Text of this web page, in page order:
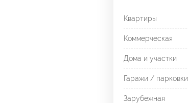
Квартиры
Коммерческая
Дома и участки
Гаражи / парковки
Зарубежная